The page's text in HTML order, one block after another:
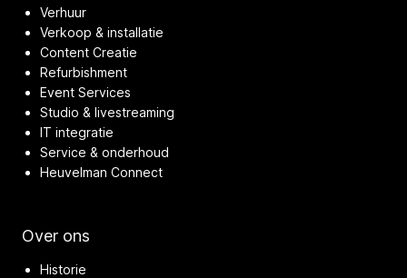
Verhuur
Verkoop & installatie
Content Creatie
Refurbishment
Event Services
Studio & livestreaming
IT integratie
Service & onderhoud
Heuvelman Connect
Over ons
Historie